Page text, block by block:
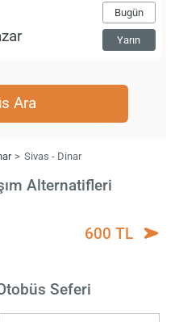
Bugün
Yarın
Ara
Sivas - Dinar
Alternatifleri
600 TL
Seferi